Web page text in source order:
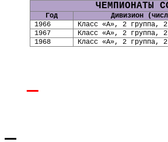
ЧЕМПИОНАТЫ
Год Дивизион
1966
Класс «А», 2 группа, 2
1967
Класс «А», 2 группа, 2
1968
Класс «А», 2 группа, 2